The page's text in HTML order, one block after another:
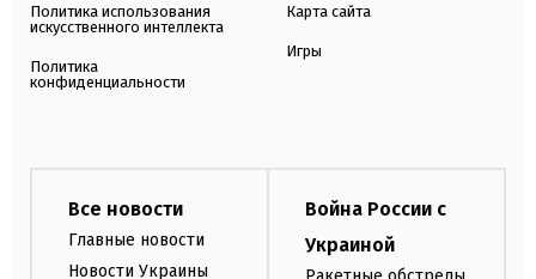
Политика использования
искусственного интеллекта
Политика
конфиденциальности
Карта сайта
Игры
Все новости
Главные новости
Новости Украины
Война России с
Украиной